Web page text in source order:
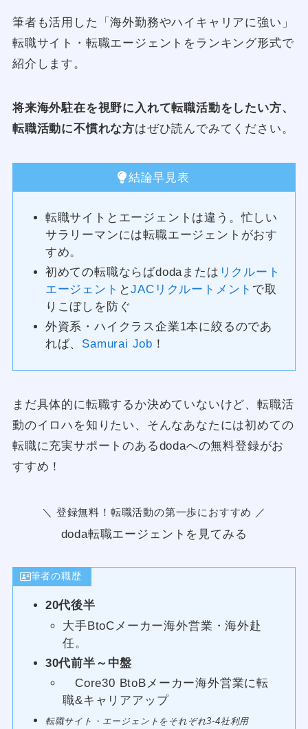
筆者も活用した「海外勤務やハイキャリアに強い」
転職サイト・転職エージェントをランキング形式で
紹介します。
将来海外駐在を視野に入れて転職活動をしたい方、
転職活動に不慣れな方はぜひ読んでみてください。
結論早見表
転職サイトとエージェントは違う。忙しい
サラリーマンには転職エージェントがおす
すめ。
初めての転職ならばdodaまたは リクルート
エージェント とJACリクルートメント で取
りこぼしを防ぐ
外資系・ハイクラス企業1本に絞るのであ
れば、 Samurai Job ！
まだ具体的に転職するか決めていないけど、転職活
動のイロハを知りたい、そんなあなたには初めての
転職に充実サポートのあるdodaへの無料登録がお
すすめ！
＼ 登録無料！転職活動の第一歩におすすめ ／
doda転職エージェントを見てみる
筆者の職歴
20代後半
大手BtoCメーカー海外営業・海外赴
任。
30代前半～中盤
Core30 BtoBメーカー海外営業に転
職&キャリアアップ
転職サイト・エージェントをそれぞれ3-4社利用